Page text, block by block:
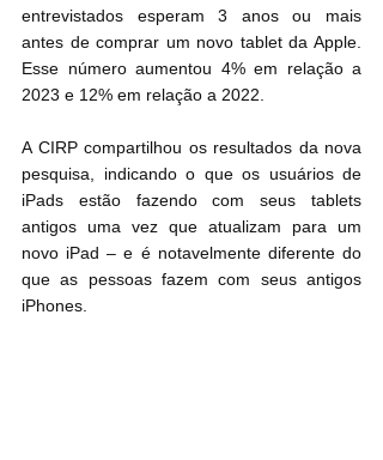
entrevistados esperam 3 anos ou mais
antes de comprar um novo tablet da Apple.
Esse número aumentou 4% em relação a
2023 e 12% em relação a 2022.
A CIRP compartilhou os resultados da nova
pesquisa, indicando o que os usuários de
iPads estão fazendo com seus tablets
antigos uma vez que atualizam para um
novo iPad – e é notavelmente diferente do
que as pessoas fazem com seus antigos
iPhones.